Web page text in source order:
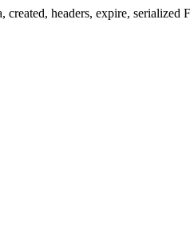
headers, expire,